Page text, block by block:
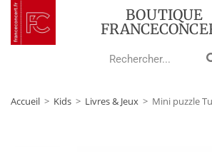
BOUTIQUE
Accueil > Kids > Livres & Jeux > Mini puzzle